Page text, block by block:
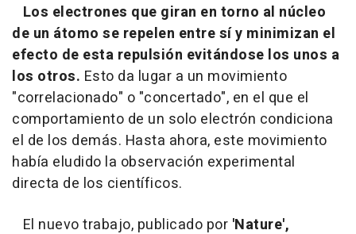
Los electrones que giran en torno al núcleo
de un átomo se repelen entre sí y minimizan el
efecto de esta repulsión evitándose los unos a
los otros. Esto da lugar a un movimiento
"correlacionado" o "concertado", en el que el
comportamiento de un solo electrón condiciona
el de los demás. Hasta ahora, este movimiento
había eludido la observación experimental
directa de los científicos.
El nuevo trabajo, publicado por 'Nature',